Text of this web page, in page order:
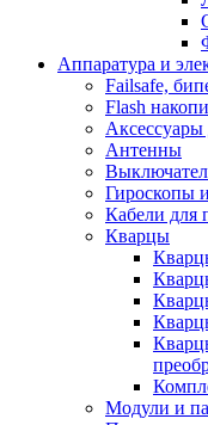
Аппаратура и
Failsafe,
Flash
Аксессуары
Антенны
Гироскопы
Кабели для
Кварцы
Модули и